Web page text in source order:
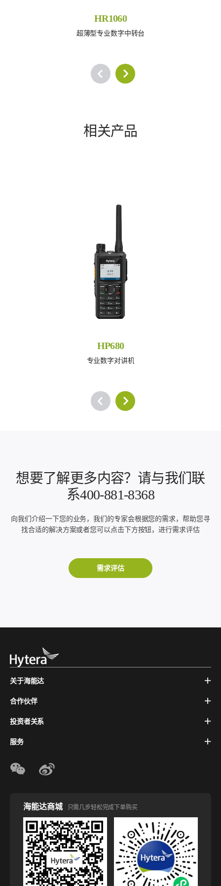
HR1060
超薄型专业数字中转台
相关产品
HP680
专业数字对讲机
想要了解更多内容？请与我们联
系400-881-8368
向我们介绍一下您的业务，我们的专家会根据您的需求，帮助您寻
找合适的解决方案或者您可以点击下方按钮，进行需求评估
需求评估
关于海能达
合作伙伴
投资者关系
服务
海能达商城 只需几步轻松完成下单购买